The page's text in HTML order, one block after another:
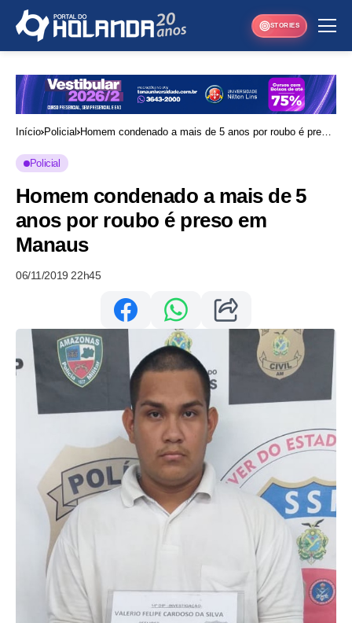
STORIES
Início Policial Homem condenado a mais de 5 anos por roubo é preso
Policial
Homem condenado a mais de 5
anos por roubo é preso em
Manaus
06/11/2019 22h45